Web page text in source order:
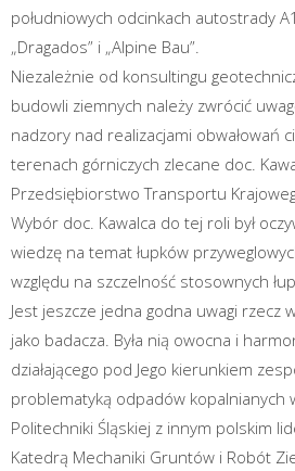
południowych odcinkach autostrady
„Dragados” i „Alpine Bau”.
Niezależnie od konsultingu
budowli ziemnych należy zwrócić
nadzory nad realizacjami obwałowań
terenach górniczych zlecane doc.
Przedsiębiorstwo Transportu
Wybór doc. Kawalca do tej roli był
wiedzę na temat łupków
względu na szczelność stosownych
Jest jeszcze jedna godna uwagi rzecz
jako badacza. Była nią owocna i
działającego pod Jego kierunkiem
problematyką odpadów kopalnianych
Politechniki Śląskiej z innym polskim
Katedrą Mechaniki Gruntów i Robót